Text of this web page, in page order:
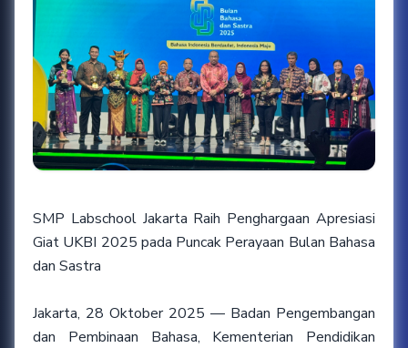
SMP Labschool Jakarta Raih Penghargaan Apresiasi
Giat UKBI 2025 pada Puncak Perayaan Bulan Bahasa
dan Sastra
Jakarta, 28 Oktober 2025 — Badan Pengembangan
dan Pembinaan Bahasa, Kementerian Pendidikan